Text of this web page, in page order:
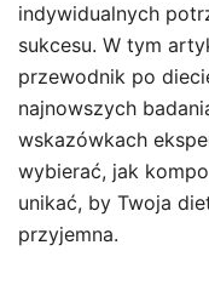
indywidualnych
sukcesu. W tym
przewodnik po
najnowszych
wskazówkach
wybierać, jak
unikać, by Twoja
przyjemna.